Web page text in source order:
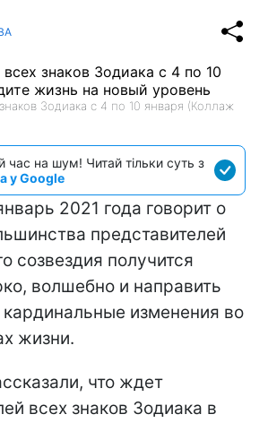
Зодиака с 4 по 10 января (Коллаж
час на шум! Читай тільки суть з
у Google
2021 года говорит о
представителей
созвездия получится
волшебно и направить
изменения во
жизни.
что ждет
всех знаков Зодиака в